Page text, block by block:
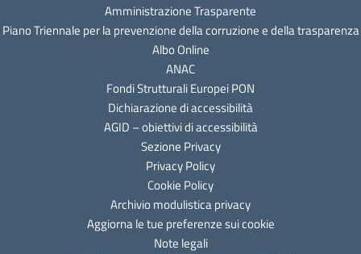
Amministrazione Trasparente
Piano Triennale per la prevenzione della corruzione e della trasparenza
Albo Online
ANAC
Fondi Strutturali Europei PON
Dichiarazione di accessibilità
AGID – obiettivi di accessibilità
Sezione Privacy
Privacy Policy
Cookie Policy
Archivio modulistica privacy
Aggiorna le tue preferenze sui cookie
Note legali